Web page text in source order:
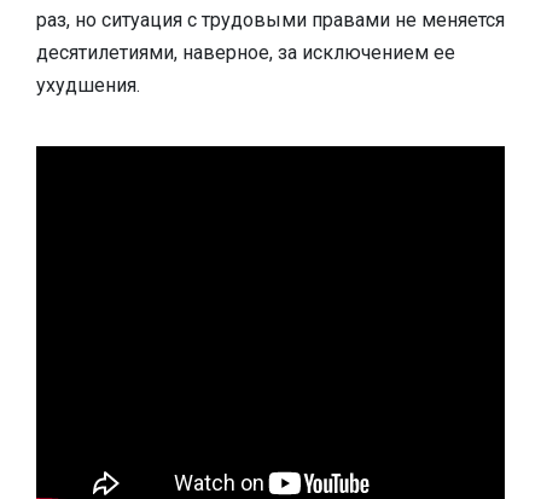
раз, но ситуация с трудовыми правами не меняется
десятилетиями, наверное, за исключением ее
ухудшения.